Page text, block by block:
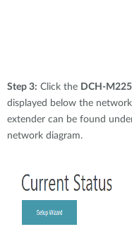
Step 3: Click the DCH-M225
displayed below the
extender can be found
network diagram.